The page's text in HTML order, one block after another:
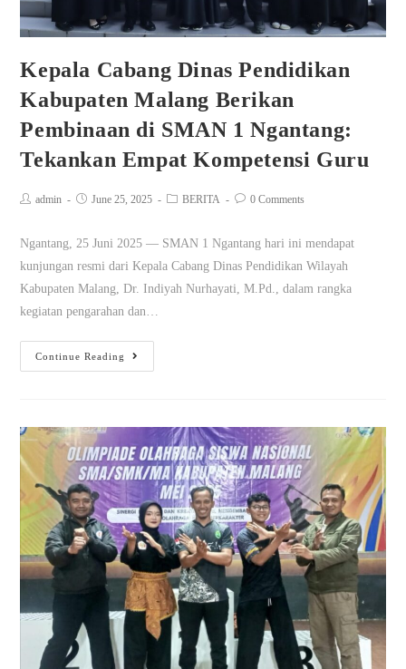
Kepala Cabang Dinas Pendidikan
Kabupaten Malang Berikan
Pembinaan di SMAN 1 Ngantang:
Tekankan Empat Kompetensi Guru
admin June 25, 2025 BERITA 0 Comments
Ngantang, 25 Juni 2025 — SMAN 1 Ngantang hari ini mendapat
kunjungan resmi dari Kepala Cabang Dinas Pendidikan Wilayah
Kabupaten Malang, Dr. Indiyah Nurhayati, M.Pd., dalam rangka
kegiatan pengarahan dan…
Continue Reading